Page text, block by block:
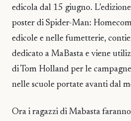
edicola dal 15 giugno.
poster di Spider-Man:
edicole e nelle fumetterie,
dedicato a MaBasta e viene
di Tom Holland per le
nelle scuole portate avanti dal
Ora i ragazzi di Mabasta